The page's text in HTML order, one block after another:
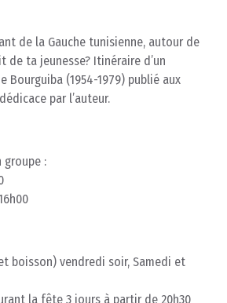
de la Gauche tunisienne, autour de
de ta jeunesse? Itinéraire d’un
Bourguiba (1954-1979) publié aux
par l’auteur.
groupe :
boisson) vendredi soir, Samedi et
la fête 3 jours à partir de 20h30